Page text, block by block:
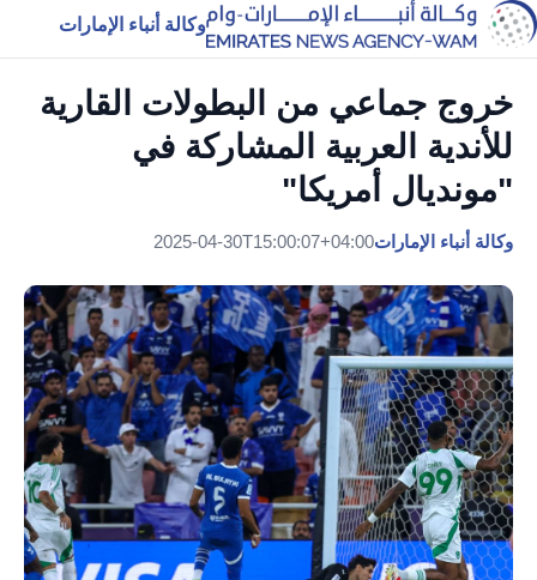
وكالة أنباء الإمارات
خروج جماعي من البطولات القارية
للأندية العربية المشاركة في
"مونديال أمريكا"
وكالة أنباء الإمارات2025-04-30T15:00:07+04:00